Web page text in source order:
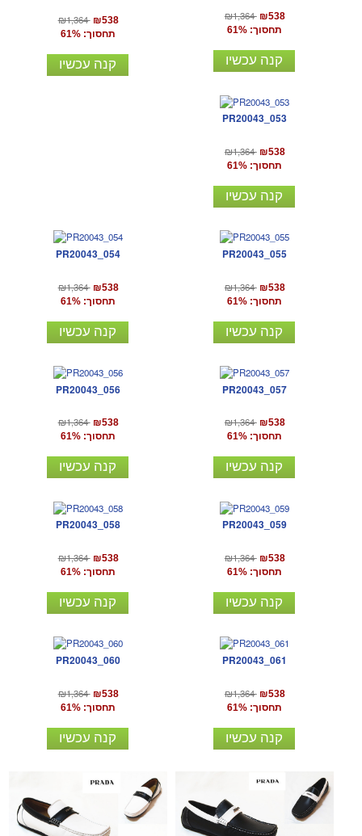
₪1,364 ₪538
תחסוך: 61%
קנה עכשיו
₪1,364 ₪538
תחסוך: 61%
קנה עכשיו
PR20043_053
₪1,364 ₪538
תחסוך: 61%
קנה עכשיו
PR20043_054
₪1,364 ₪538
תחסוך: 61%
קנה עכשיו
PR20043_055
₪1,364 ₪538
תחסוך: 61%
קנה עכשיו
PR20043_056
₪1,364 ₪538
תחסוך: 61%
קנה עכשיו
PR20043_057
₪1,364 ₪538
תחסוך: 61%
קנה עכשיו
PR20043_058
₪1,364 ₪538
תחסוך: 61%
קנה עכשיו
PR20043_059
₪1,364 ₪538
תחסוך: 61%
קנה עכשיו
PR20043_060
₪1,364 ₪538
תחסוך: 61%
קנה עכשיו
PR20043_061
₪1,364 ₪538
תחסוך: 61%
קנה עכשיו